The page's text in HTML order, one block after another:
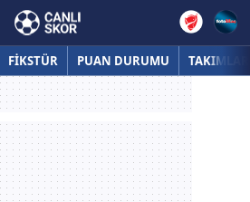
FİKSTÜR PUAN DURUMU TAKIMLAR